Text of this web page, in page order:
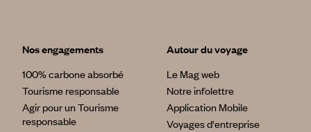
Nos engagements
100% carbone absorbé
Tourisme responsable
Agir pour un Tourisme
responsable
Autour du voyage
Le Mag web
Notre infolettre
Application Mobile
Voyages d'entreprise